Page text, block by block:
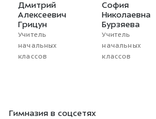
Дмитрий
Алексеевич
Грицун
Учитель
начальных
классов
София
Николаевна
Бурзяева
Учитель
начальных
классов
Гимназия в соцсетях